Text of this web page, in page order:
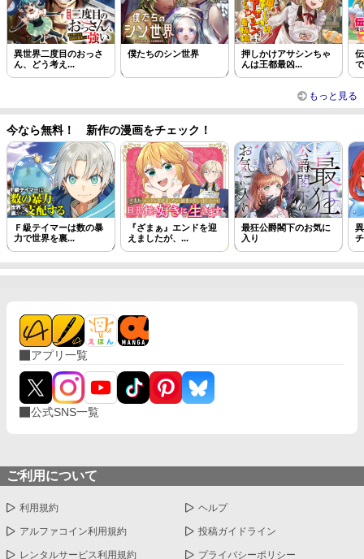
異世界二度目のおっさ
ん、どう考え...
僕たちのシン世界
押しかけアサシンちゃ
んは王都最凶...
もっと見る
今なら無料！ 新作の漫画をチェック！
Ｆ級テイマーは数の暴
力で世界を裏...
『ざまぁ』エンドを迎
えましたが、...
最狂公爵閣下のお気に
入り
アプリ一覧
公式SNS一覧
ご利用について
利用規約 ヘルプ
アルファコイン利用規約 投稿ガイドライン
レンタルサービス利用規約 プライバシーポリシー